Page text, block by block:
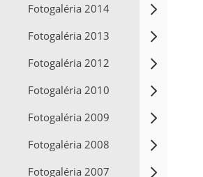
Fotogaléria 2014
Fotogaléria 2013
Fotogaléria 2012
Fotogaléria 2010
Fotogaléria 2009
Fotogaléria 2008
Fotogaléria 2007